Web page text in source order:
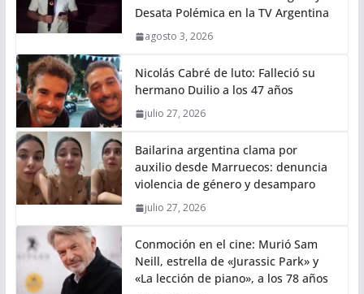
Desata Polémica en la TV Argentina
agosto 3, 2026
Nicolás Cabré de luto: Falleció su
hermano Duilio a los 47 años
julio 27, 2026
Bailarina argentina clama por
auxilio desde Marruecos: denuncia
violencia de género y desamparo
julio 27, 2026
Conmoción en el cine: Murió Sam
Neill, estrella de «Jurassic Park» y
«La lección de piano», a los 78 años